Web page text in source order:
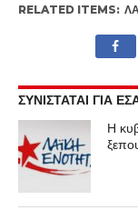
RELATED ITEMS:
ΣΥΝΙΣΤΑΤΑΙ ΓΙΑ
Η